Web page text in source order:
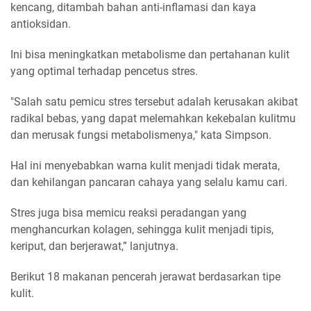
kencang, ditambah bahan anti-inflamasi dan kaya
antioksidan.
Ini bisa meningkatkan metabolisme dan pertahanan kulit
yang optimal terhadap pencetus stres.
"Salah satu pemicu stres tersebut adalah kerusakan akibat
radikal bebas, yang dapat melemahkan kekebalan kulitmu
dan merusak fungsi metabolismenya," kata Simpson.
Hal ini menyebabkan warna kulit menjadi tidak merata,
dan kehilangan pancaran cahaya yang selalu kamu cari.
Stres juga bisa memicu reaksi peradangan yang
menghancurkan kolagen, sehingga kulit menjadi tipis,
keriput, dan berjerawat,” lanjutnya.
Berikut 18 makanan pencerah jerawat berdasarkan tipe
kulit.